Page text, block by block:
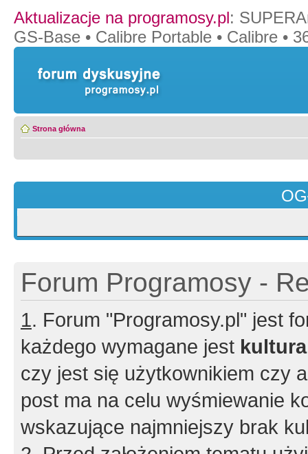
Aktualizacje na programosy.pl:
GS-Base • Calibre Portable • Calibre •
Strona główna
Forum Programosy -
1. Forum "Programosy.pl" jest
każdego wymagane jest
czy jest się użytkownikiem czy
post ma na celu wyśmiewanie
wskazujące najmniejszy brak